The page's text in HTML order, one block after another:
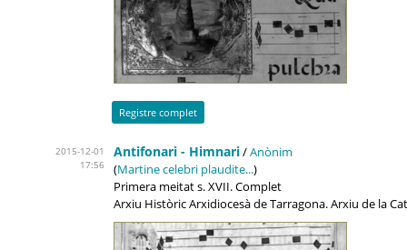
Registre complet
2015-12-01
17:56
Antifonari - Himnari/Anònim
(Martine celebri plaudite...)
Primera meitat s. XVII. Complet
Arxiu Històric Arxidiocesà de Tarragona. Arxiu de la